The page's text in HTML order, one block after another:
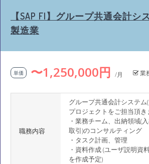
【SAP FI】グループ共通会計
製造業
単価 〜1,250,000円 /月 業
職務内容
グループ共通会計システム
プロジェクトをご担当頂き
・業務チーム、出納領域(
取引)のコンサルティング
・タスク計画、管理
・資料作成 (ユーザ説明資
を作成予定)